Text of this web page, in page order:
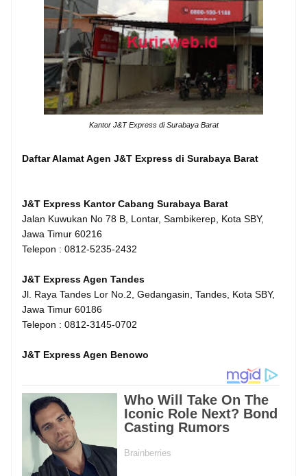
Kantor J&T Express di Surabaya Barat
Daftar Alamat Agen J&T Express di Surabaya Barat
J&T Express Kantor Cabang Surabaya Barat
Jalan Kuwukan No 78 B, Lontar, Sambikerep, Kota SBY,
Jawa Timur 60216
Telepon : 0812-5235-2432
J&T Express Agen Tandes
Jl. Raya Tandes Lor No.2, Gedangasin, Tandes, Kota SBY,
Jawa Timur 60186
Telepon : 0812-3145-0702
J&T Express Agen Benowo